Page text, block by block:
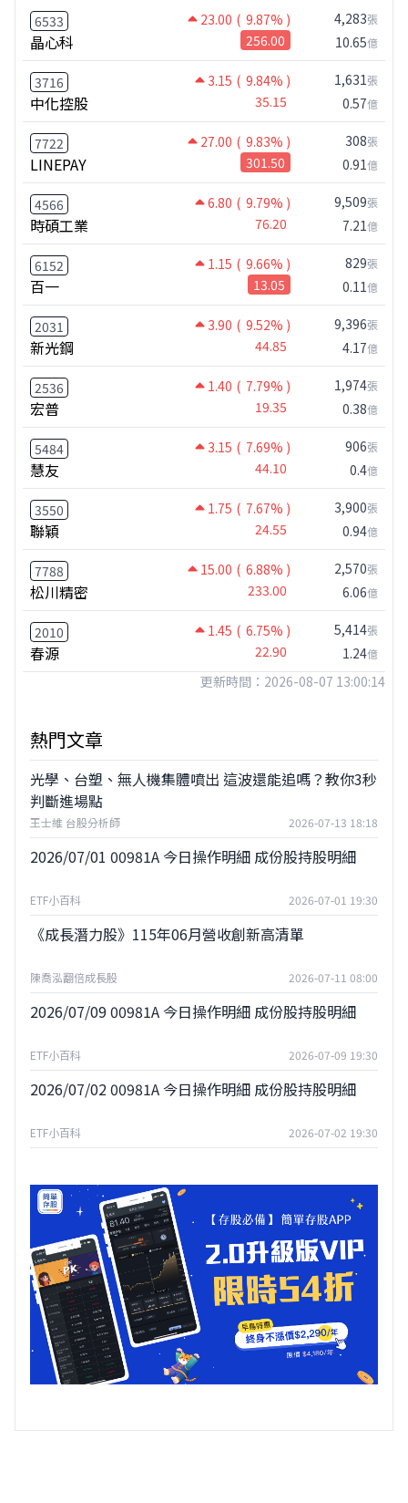
6533 23.00 ( 9.87% )
晶心科 256.00
4,283張
10.65億
3716 3.15 ( 9.84% )
中化控股 35.15
1,631張
0.57億
7722 27.00 ( 9.83% )
LINEPAY 301.50
308張
0.91億
4566 6.80 ( 9.79% )
時碩工業 76.20
9,509張
7.21億
6152 1.15 ( 9.66% )
百一 13.05
829張
0.11億
2031 3.90 ( 9.52% )
新光鋼 44.85
9,396張
4.17億
2536 1.40 ( 7.79% )
宏普 19.35
1,974張
0.38億
5484 3.15 ( 7.69% )
慧友 44.10
906張
0.4億
3550 1.75 ( 7.67% )
聯穎 24.55
3,900張
0.94億
7788 15.00 ( 6.88% )
松川精密 233.00
2,570張
6.06億
2010 1.45 ( 6.75% )
春源 22.90
5,414張
1.24億
更新時間：2026-08-07 13:00:14
熱門文章
光學、台塑、無人機集體噴出 這波還能追嗎？教你3秒
判斷進場點
王士維 台股分析師 2026-07-13 18:18
2026/07/01 00981A 今日操作明細 成份股持股明細
ETF小百科 2026-07-01 19:30
《成長潛力股》115年06月營收創新高清單
陳喬泓翻倍成長股 2026-07-11 08:00
2026/07/09 00981A 今日操作明細 成份股持股明細
ETF小百科 2026-07-09 19:30
2026/07/02 00981A 今日操作明細 成份股持股明細
ETF小百科 2026-07-02 19:30